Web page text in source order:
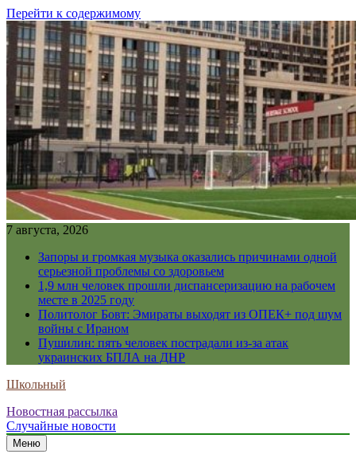
Перейти к содержимому
7 августа, 2026
Запоры и громкая музыка оказались причинами одной
серьезной проблемы со здоровьем
1,9 млн человек прошли диспансеризацию на рабочем
месте в 2025 году
Политолог Бовт: Эмираты выходят из ОПЕК+ под шум
войны с Ираном
Пушилин: пять человек пострадали из-за атак
украинских БПЛА на ДНР
Школьный
Новостная рассылка
Случайные новости
Меню